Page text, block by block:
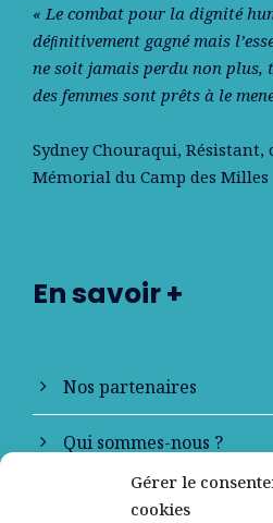
Gérer le
cookies
« Le combat pour la dignité
déﬁnitivement gagné mais
ne soit jamais perdu non plus,
des femmes sont prêts à le
Sydney Chouraqui, Résistant,
Mémorial du Camp des Milles
En savoir +
Nos partenaires
Qui sommes-nous ?
Contactez-nous